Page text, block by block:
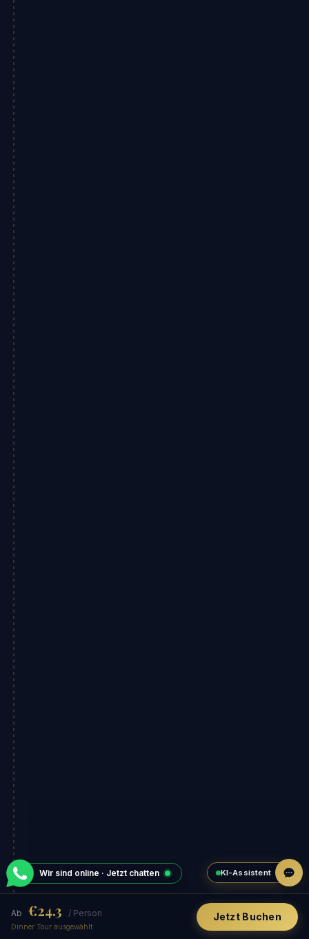
Ab €24.3 / Person
Dinner Tour ausgewählt
Jetzt Buchen
Wir sind online · Jetzt chatten KI-Assistent